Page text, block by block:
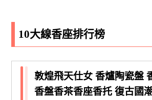
10大線香座排行榜
敦煌飛天仕女 香爐陶瓷盤
香盤香茶香座香托 復古國